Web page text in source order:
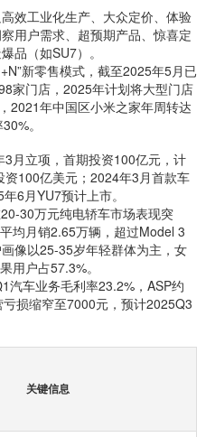
高效工业化生产、大众定价、体验
用户需求、超预期产品、惊喜定
品（如SU7）。
新零售模式，截至2025年5月已
家门店，2025年计划将大型门店
2021年中国区小米之家年周转达
。
3月立项，首期投资100亿元，计
资100亿美元；2024年3月首款车
6月YU7预计上市。
30万元纯电轿车市场表现突
均月销2.65万辆，超过Model 3
像以25-35岁年轻群体为主，女
用户占57.3%。
汽车业务毛利率23.2%，ASP约
损缩窄至7000元，预计2025Q3
关键信息